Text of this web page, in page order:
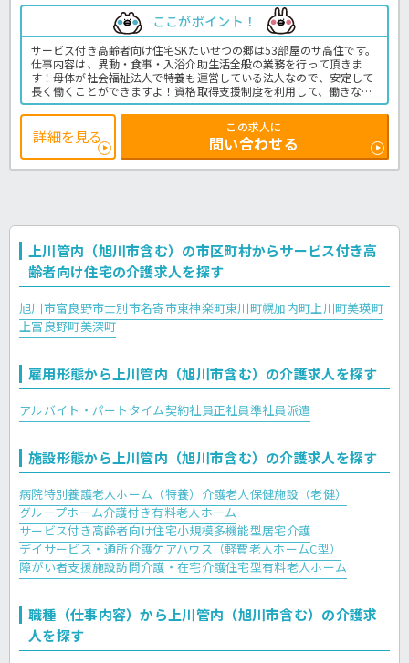
ここがポイント！
サービス付き高齢者向け住宅SKたいせつの郷は53部屋のサ高住です。
仕事内容は、異動・食事・入浴介助生活全般の業務を行って頂きま
す！母体が社会福祉法人で特養も運営している法人なので、安定して
長く働くことができますよ！資格取得支援制度を利用して、働きなが
ら上位資格を取得することができますよ！未経験・無資格でも応募可
能の求人になりますので、介護のお仕事に挑戦してみたい方にオスス
メでの環境です♪ほっ介護までご連絡お待ちしています！サービス付
き高齢者向け住宅での介護業務全般です。
＜介護職 正職員 サ高住の求人＞
詳細を見る
この求人に
問い合わせる
上川管内（旭川市含む）の市区町村からサービス付き高
齢者向け住宅の介護求人を探す
旭川市富良野市士別市名寄市東神楽町東川町幌加内町 上川町美瑛町
上富良野町美深町
雇用形態から上川管内（旭川市含む）の介護求人を探す
アルバイト・パートタイム契約社員正社員準社員派遣
施設形態から上川管内（旭川市含む）の介護求人を探す
病院特別養護老人ホーム（特養） 介護老人保健施設（老健）
グループホーム介護付き有料老人ホーム
サービス付き高齢者向け住宅小規模多機能型居宅介護
デイサービス・通所介護ケアハウス（軽費老人ホームC型）
障がい者支援施設訪問介護・在宅介護住宅型有料老人ホーム
職種（仕事内容）から上川管内（旭川市含む）の介護求
人を探す